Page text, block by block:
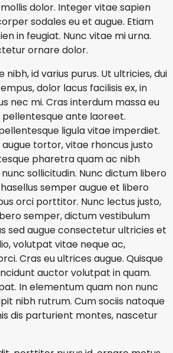
dolor. Integer vitae sapien
sodales eu et augue. Etiam
in feugiat. Nunc vitae mi urna.
ornare dolor.
nibh, id varius purus. Ut ultricies, dui
dolor lacus facilisis ex, in
nec mi. Cras interdum massa eu
ante laoreet.
ligula vitae imperdiet.
tortor, vitae rhoncus justo
pharetra quam ac nibh
sollicitudin. Nunc dictum libero
semper augue et libero
orci porttitor. Nunc lectus justo,
semper, dictum vestibulum
sed augue consectetur ultricies et
volutpat vitae neque ac,
Cras eu ultrices augue. Quisque
auctor volutpat in quam.
In elementum quam non nunc
nibh rutrum. Cum sociis natoque
dis parturient montes, nascetur